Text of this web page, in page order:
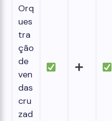
Orq
ues
tra
ção
de
ven
das
cru
zad